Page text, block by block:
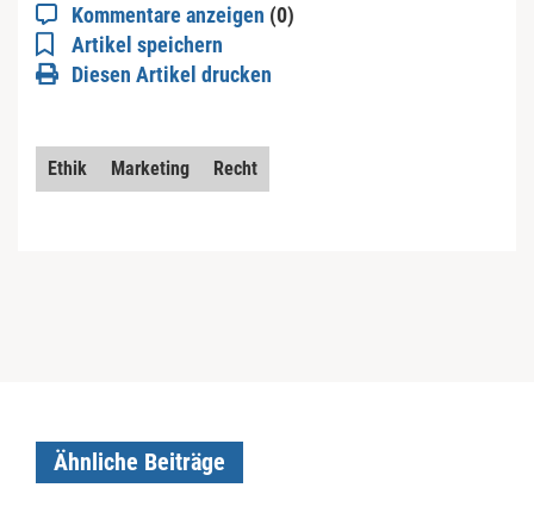
Kommentare anzeigen (0)
Artikel speichern
Diesen Artikel drucken
Ethik Marketing Recht
Ähnliche Beiträge